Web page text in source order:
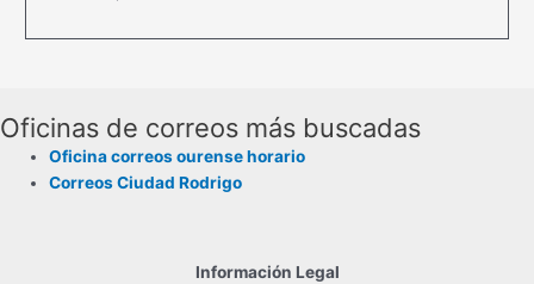
Oficinas de correos más buscadas
Oficina correos ourense horario
Correos Ciudad Rodrigo
Información Legal